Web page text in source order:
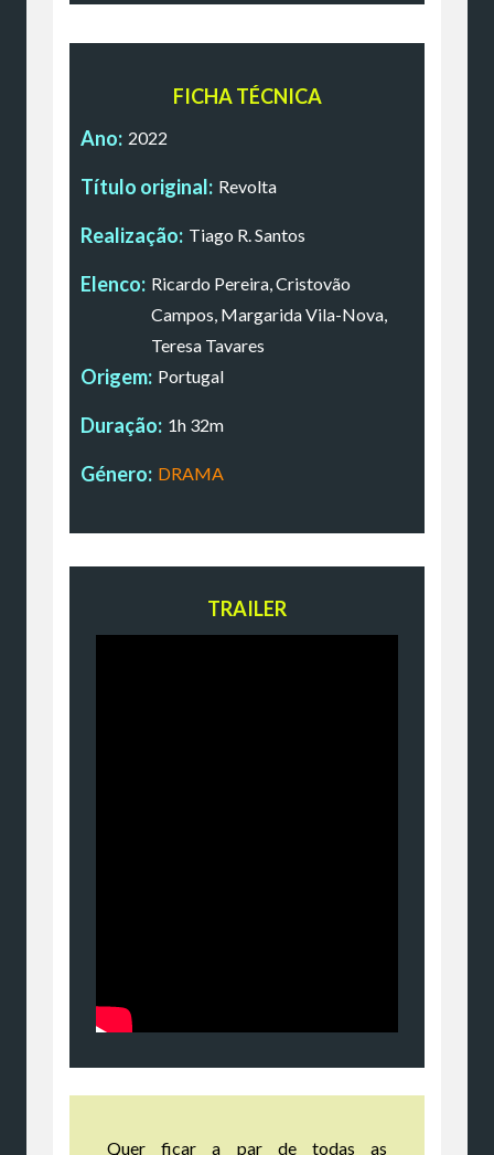
FICHA TÉCNICA
Ano: 2022
Título original: Revolta
Realização: Tiago R. Santos
Elenco: Ricardo Pereira, Cristovão
Campos, Margarida Vila-Nova,
Teresa Tavares
Origem: Portugal
Duração: 1h 32m
Género: DRAMA
TRAILER
Quer ficar a par de todas as